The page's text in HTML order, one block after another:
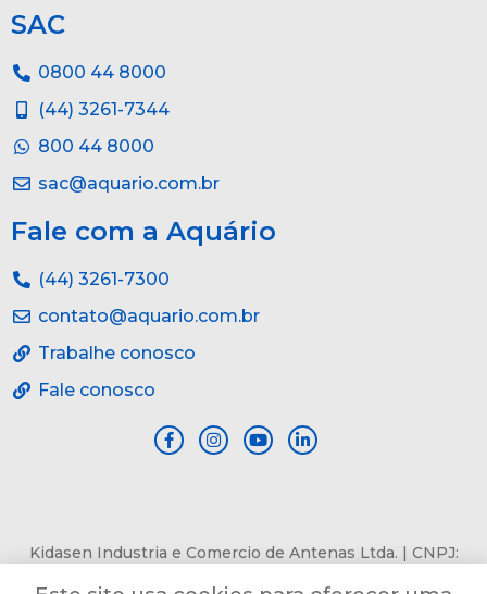
SAC
0800 44 8000
(44) 3261-7344
800 44 8000
sac@aquario.com.br
Fale com a Aquário
(44) 3261-7300
contato@aquario.com.br
Trabalhe conosco
Fale conosco
Kidasen Industria e Comercio de Antenas Ltda. | CNPJ: